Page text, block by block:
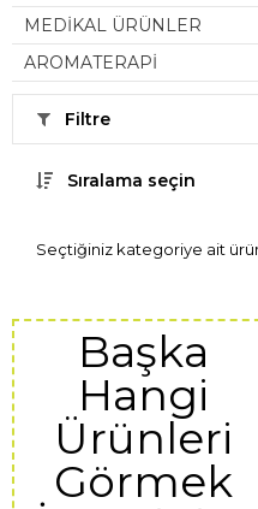
MEDİKAL ÜRÜNLER
AROMATERAPİ
Filtre
Sıralama seçin
Seçtiğiniz kategoriye ait
Başka
Hangi
Ürünleri
Görmek